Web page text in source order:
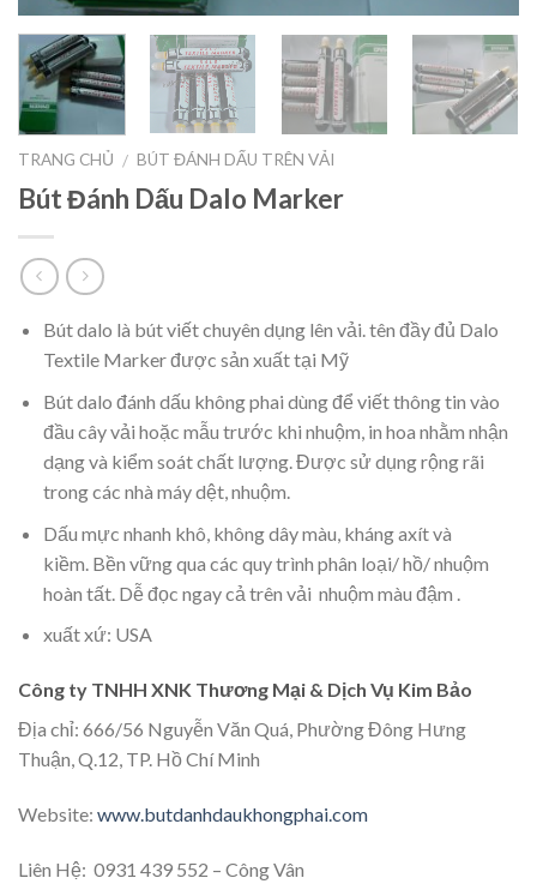
TRANG CHỦ / BÚT ĐÁNH DẤU TRÊN VẢI
Bút Đánh Dấu Dalo Marker
Bút dalo là bút viết chuyên dụng lên vải. tên đầy đủ Dalo
Textile Marker được sản xuất tại Mỹ
Bút dalo đánh dấu không phai dùng để viết thông tin vào
đầu cây vải hoặc mẫu trước khi nhuộm, in hoa nhằm nhận
dạng và kiểm soát chất lượng. Được sử dụng rộng rãi
trong các nhà máy dệt, nhuộm.
Dấu mực nhanh khô, không dây màu, kháng axít và
kiềm. Bền vững qua các quy trình phân loại/ hồ/ nhuộm
hoàn tất. Dễ đọc ngay cả trên vải nhuộm màu đậm .
xuất xứ: USA
Công ty TNHH XNK Thương Mại & Dịch Vụ Kim Bảo
Địa chỉ: 666/56 Nguyễn Văn Quá, Phường Đông Hưng
Thuận, Q.12, TP. Hồ Chí Minh
Website: www.butdanhdaukhongphai.com
Liên Hệ: 0931 439 552 – Công Vân